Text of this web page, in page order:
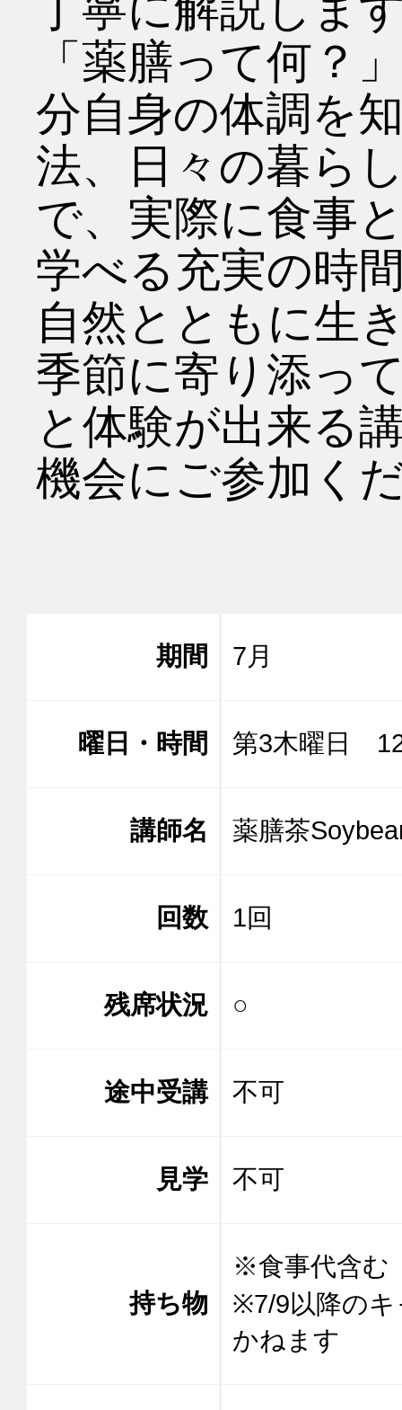
「薬膳って何？
分自身の体調を
法、日々の暮ら
で、実際に食事
学べる充実の時
自然とともに生
季節に寄り添っ
と体験が出来る
機会にご参加く
期間 7月
曜日・時間 第3木曜日
講師名 薬膳茶
回数 1回
残席状況 ○
途中受講 不可
見学 不可
持ち物
※食事代含む
※7/9以降のキ
かねます